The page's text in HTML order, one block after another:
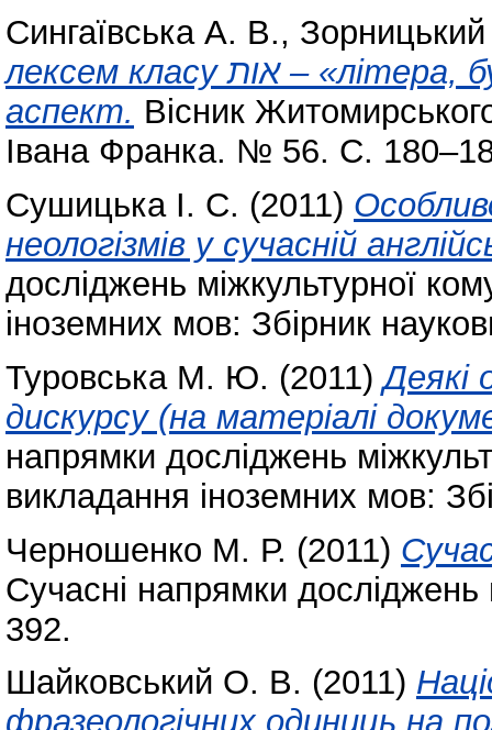
Сингаївська А. В.,
лексем класу אות – «літера, буква» в мові їдиш: лінгвокультурний
аспект. Вісник
Івана Франка. № 56. С.
Сушицька І. С. (2011)
неологізмів у сучасній
досліджень міжкультурної
іноземних мов: Збірник
Туровська М. Ю. (2011)Деякі
дискурсу (на матеріалі
напрямки досліджень
викладання іноземних мов:
Черношенко М. Р. (2011)
Cучасні напрямки досліджень
392.
Шайковський О. В. (2011)
фразеологічних одиниць на